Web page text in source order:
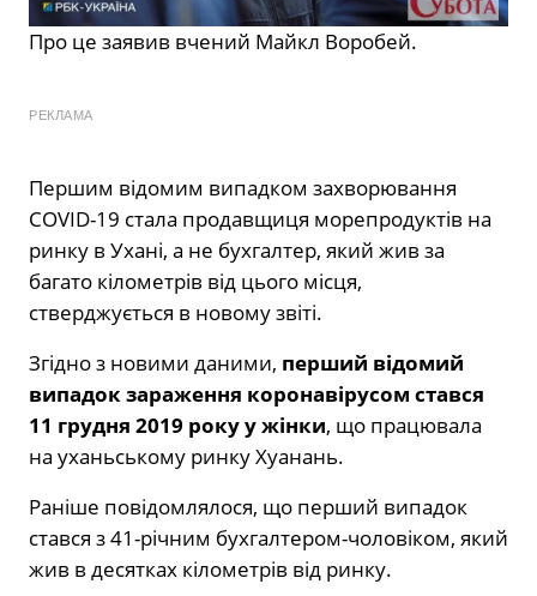
Про це заявив вчений Майкл Воробей.
РЕКЛАМА
Першим відомим випадком захворювання
COVID-19 стала продавщиця морепродуктів на
ринку в Ухані, а не бухгалтер, який жив за
багато кілометрів від цього місця,
стверджується в новому звіті.
Згідно з новими даними, перший відомий
випадок зараження коронавірусом стався
11 грудня 2019 року у жінки, що працювала
на уханьському ринку Хуанань.
Раніше повідомлялося, що перший випадок
стався з 41-річним бухгалтером-чоловіком, який
жив в десятках кілометрів від ринку.